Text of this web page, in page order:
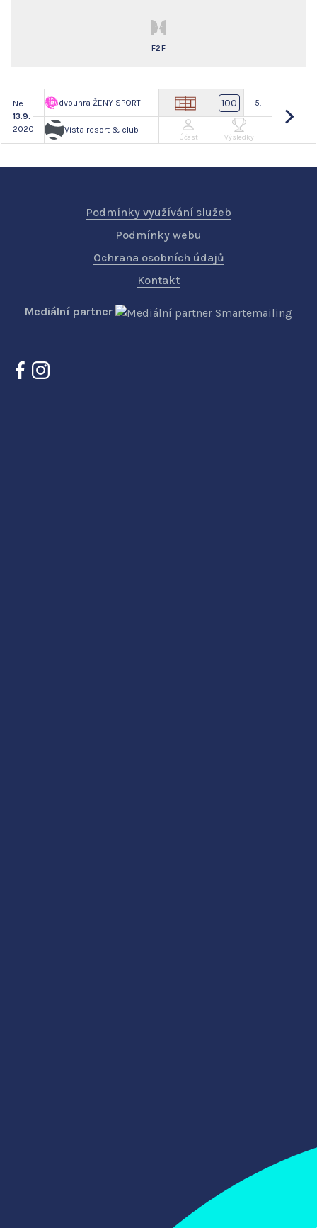
F2F
Ne
13.9.
2020
dvouhra ŽENY SPORT
Vista resort & club
100 5.
Účast Výsledky
Podmínky využívání služeb
Podmínky webu
Ochrana osobních údajů
Kontakt
Mediální partner